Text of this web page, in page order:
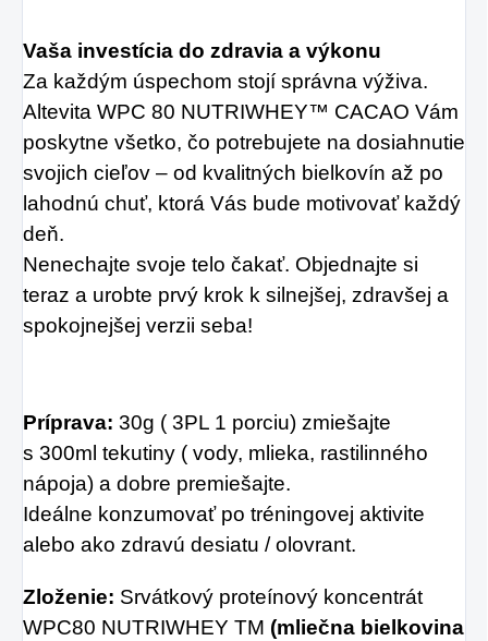
Vaša investícia do zdravia a výkonu
Za každým úspechom stojí správna výživa.
Altevita WPC 80 NUTRIWHEY™ CACAO Vám
poskytne všetko, čo potrebujete na dosiahnutie
svojich cieľov – od kvalitných bielkovín až po
lahodnú chuť, ktorá Vás bude motivovať každý
deň.
Nenechajte svoje telo čakať. Objednajte si
teraz a urobte prvý krok k silnejšej, zdravšej a
spokojnejšej verzii seba!
Príprava: 30g ( 3PL 1 porciu) zmiešajte
s 300ml tekutiny ( vody, mlieka, rastilinného
nápoja) a dobre premiešajte.
Ideálne konzumovať po tréningovej aktivite
alebo ako zdravú desiatu / olovrant.
Zloženie: Srvátkový proteínový koncentrát
WPC80 NUTRIWHEY TM (mliečna bielkovina